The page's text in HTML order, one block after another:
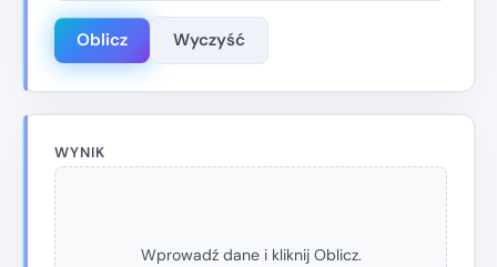
Oblicz Wyczyść
WYNIK
Wprowadź dane i kliknij Oblicz.